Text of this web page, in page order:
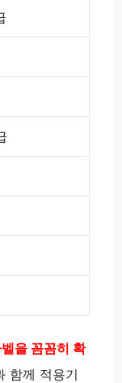
을 꼼꼼히 확
함께 적용기